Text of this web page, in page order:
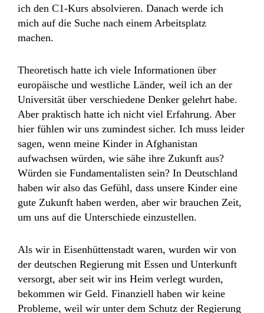
ich den C1-Kurs absolvieren. Danach werde ich
mich auf die Suche nach einem Arbeitsplatz
machen.
Theoretisch hatte ich viele Informationen über
europäische und westliche Länder, weil ich an der
Universität über verschiedene Denker gelehrt habe.
Aber praktisch hatte ich nicht viel Erfahrung. Aber
hier fühlen wir uns zumindest sicher. Ich muss leider
sagen, wenn meine Kinder in Afghanistan
aufwachsen würden, wie sähe ihre Zukunft aus?
Würden sie Fundamentalisten sein? In Deutschland
haben wir also das Gefühl, dass unsere Kinder eine
gute Zukunft haben werden, aber wir brauchen Zeit,
um uns auf die Unterschiede einzustellen.
Als wir in Eisenhüttenstadt waren, wurden wir von
der deutschen Regierung mit Essen und Unterkunft
versorgt, aber seit wir ins Heim verlegt wurden,
bekommen wir Geld. Finanziell haben wir keine
Probleme, weil wir unter dem Schutz der Regierung